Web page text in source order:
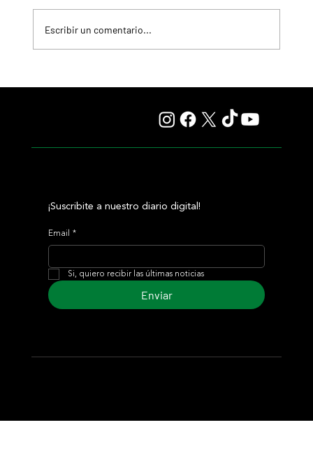
Escribir un comentario...
¡Suscribite a nuestro diario digital!
Email *
Si, quiero recibir las últimas noticias
Enviar